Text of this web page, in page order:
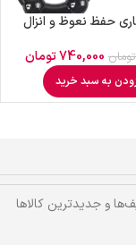
حفظ نعوظ و انزال
تومان 740,000تومان
به سبد خرید
و جدیدترین کالاها